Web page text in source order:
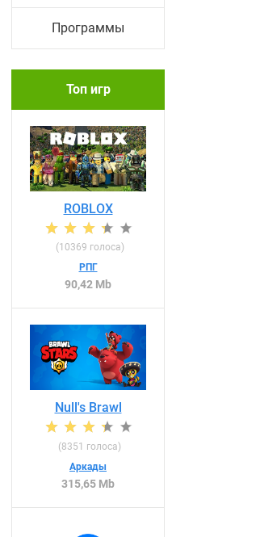
Программы
Топ игр
ROBLOX
(10369 голоса)
РПГ
90,42 Mb
Null's Brawl
(8351 голоса)
Аркады
315,65 Mb